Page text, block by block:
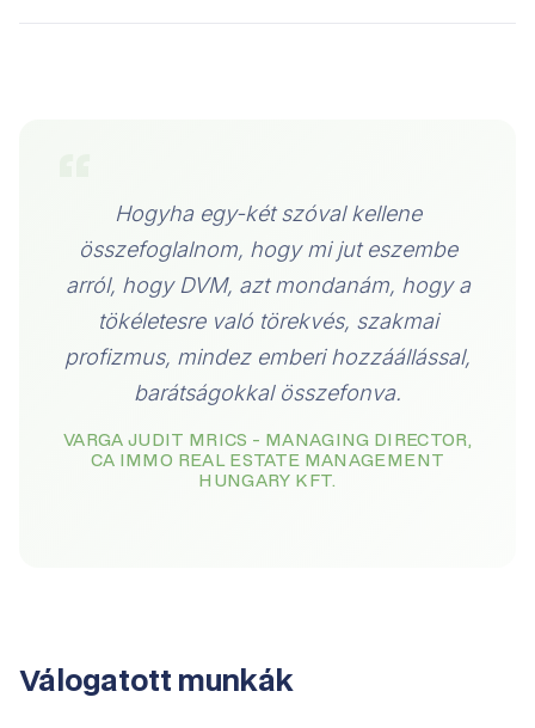
Hogyha egy-két szóval kellene
összefoglalnom, hogy mi jut eszembe
arról, hogy DVM, azt mondanám, hogy a
tökéletesre való törekvés, szakmai
profizmus, mindez emberi hozzáállással,
barátságokkal összefonva.
VARGA JUDIT MRICS - MANAGING DIRECTOR,
CA IMMO REAL ESTATE MANAGEMENT
HUNGARY KFT.
Válogatott munkák